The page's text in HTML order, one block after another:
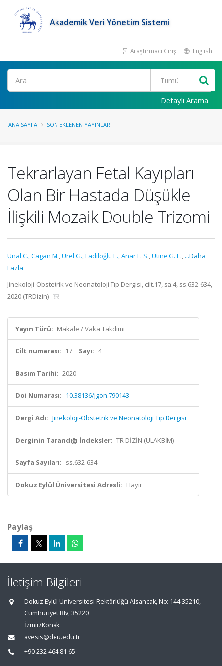
Akademik Veri Yönetim Sistemi
Araştırmacı Girişi English
Ara
Detaylı Arama
ANA SAYFA SON EKLENEN YAYINLAR
Tekrarlayan Fetal Kayıpları
Olan Bir Hastada Düşükle
İlişkili Mozaik Double Trizomi
Unal C.,Cagan M.,Urel G.,Fadıloğlu E.,Anar F. S.,Utine G. E., ...Daha
Fazla
Jinekoloji-Obstetrik ve Neonatoloji Tıp Dergisi, cilt.17, sa.4, ss.632-634,
2020 (TRDizin)
Yayın Türü: Makale / Vaka Takdimi
Cilt numarası: 17 Sayı: 4
Basım Tarihi: 2020
Doi Numarası: 10.38136/jgon.790143
Dergi Adı: Jinekoloji-Obstetrik ve Neonatoloji Tıp Dergisi
Derginin Tarandığı İndeksler: TR DİZİN (ULAKBİM)
Sayfa Sayıları: ss.632-634
Dokuz Eylül Üniversitesi Adresli: Hayır
Paylaş
İletişim Bilgileri
Dokuz Eylül Üniversitesi Rektörlüğü Alsancak, No: 144 35210,
Cumhuriyet Blv, 35220
İzmir/Konak
avesis@deu.edu.tr
+90 232 464 81 65